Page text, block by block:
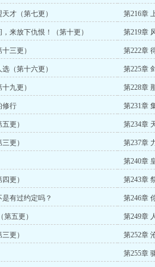
才（第七更） 第216章
来放下仇恨！（第十更） 第219章
三更） 第222章
（第十六更） 第225章
九更） 第228章
修行 第231章
更） 第234章
更） 第237章
第240章
更） 第243章
有过约定吗？ 第246章
五更） 第249章
更） 第252章
第255章